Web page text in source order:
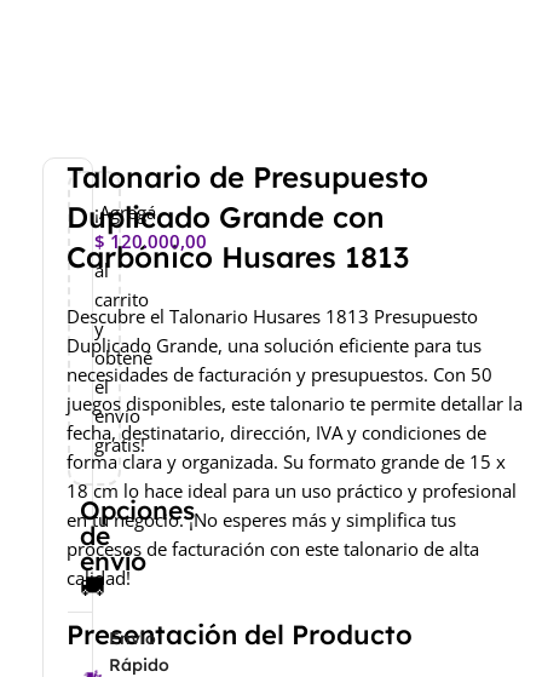
Talonario de Presupuesto
Duplicado Grande con
Carbónico Husares 1813
Descubre el Talonario Husares 1813 Presupuesto
Duplicado Grande, una solución eficiente para tus
necesidades de facturación y presupuestos. Con 50
juegos disponibles, este talonario te permite detallar la
fecha, destinatario, dirección, IVA y condiciones de
forma clara y organizada. Su formato grande de 15 x
18 cm lo hace ideal para un uso práctico y profesional
en tu negocio. ¡No esperes más y simplifica tus
procesos de facturación con este talonario de alta
calidad!
Presentación del Producto
¡Agregá
$120.000,00
al
carrito
y
obtené
el
envío
gratis!
Opciones
de
envío
🚚
Envío
Rápido